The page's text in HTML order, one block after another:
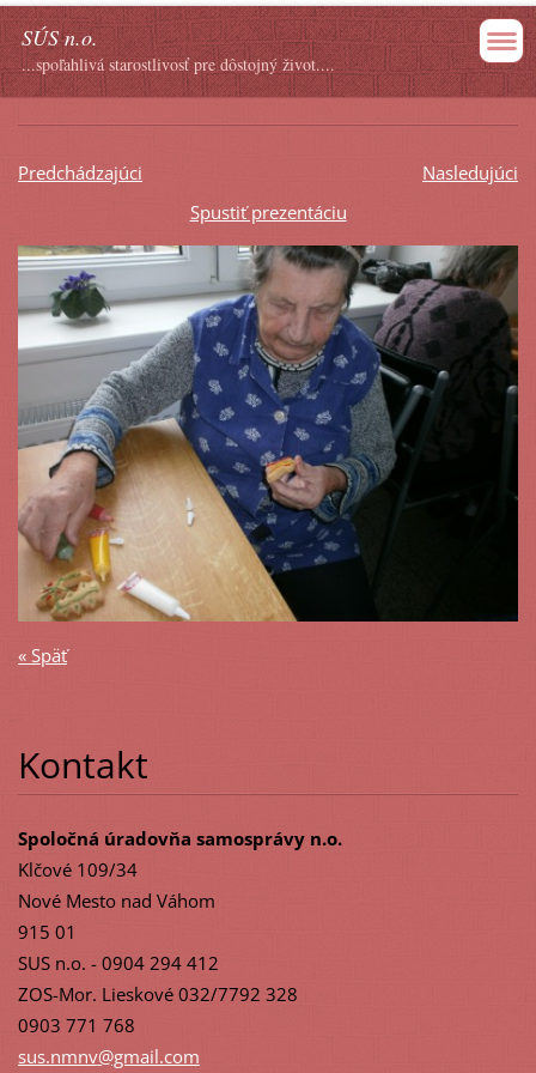
SÚS n.o.
...spoľahlivá starostlivosť pre dôstojný život....
Predchádzajúci
Nasledujúci
Spustiť prezentáciu
« Späť
Kontakt
Spoločná úradovňa samosprávy n.o.
Klčové 109/34
Nové Mesto nad Váhom
915 01
SUS n.o. - 0904 294 412
ZOS-Mor. Lieskové 032/7792 328
0903 771 768
sus.nmnv@gmail.com